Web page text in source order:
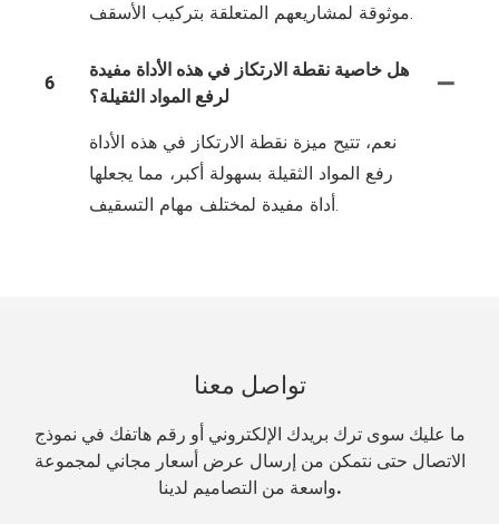
موثوقة لمشاريعهم المتعلقة بتركيب الأسقف.
6
هل خاصية نقطة الارتكاز في هذه الأداة مفيدة
لرفع المواد الثقيلة؟
نعم، تتيح ميزة نقطة الارتكاز في هذه الأداة
رفع المواد الثقيلة بسهولة أكبر، مما يجعلها
أداة مفيدة لمختلف مهام التسقيف.
تواصل معنا
ما عليك سوى ترك بريدك الإلكتروني أو رقم هاتفك في نموذج
الاتصال حتى نتمكن من إرسال عرض أسعار مجاني لمجموعة
واسعة من التصاميم لدينا.